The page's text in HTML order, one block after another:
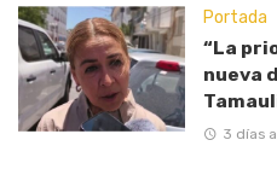
Portada
“La
nueva
3 días